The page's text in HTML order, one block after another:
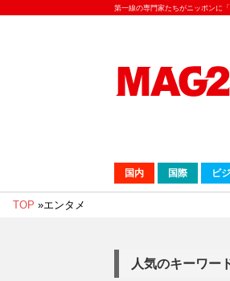
第一線の専門家たちがニッポンに
国内 国際 ビ
TOP »エンタメ
人気のキーワー